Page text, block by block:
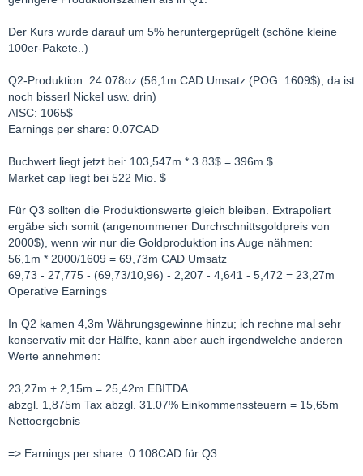
Der Kurs wurde darauf um 5% heruntergeprügelt (schöne kleine
100er-Pakete..)
Q2-Produktion: 24.078oz (56,1m CAD Umsatz (POG: 1609$); da ist
noch bisserl Nickel usw. drin)
AISC: 1065$
Earnings per share: 0.07CAD
Buchwert liegt jetzt bei: 103,547m * 3.83$ = 396m $
Market cap liegt bei 522 Mio. $
Für Q3 sollten die Produktionswerte gleich bleiben. Extrapoliert
ergäbe sich somit (angenommener Durchschnittsgoldpreis von
2000$), wenn wir nur die Goldproduktion ins Auge nähmen:
56,1m * 2000/1609 = 69,73m CAD Umsatz
69,73 - 27,775 - (69,73/10,96) - 2,207 - 4,641 - 5,472 = 23,27m
Operative Earnings
In Q2 kamen 4,3m Währungsgewinne hinzu; ich rechne mal sehr
konservativ mit der Hälfte, kann aber auch irgendwelche anderen
Werte annehmen:
23,27m + 2,15m = 25,42m EBITDA
abzgl. 1,875m Tax abzgl. 31.07% Einkommenssteuern = 15,65m
Nettoergebnis
=> Earnings per share: 0.108CAD für Q3